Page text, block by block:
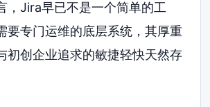
，Jira早已不是一个简单的工
要专门运维的底层系统，其厚重
初创企业追求的敏捷轻快天然存